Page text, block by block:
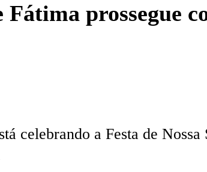
prossegue
celebrando a Festa de Nossa